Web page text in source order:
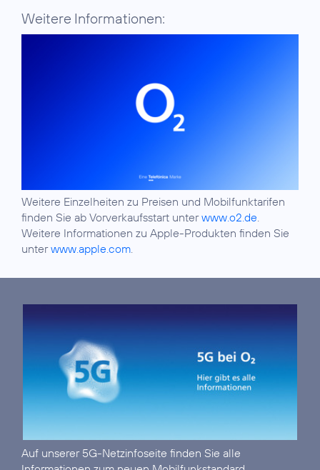
Weitere Informationen:
Weitere Einzelheiten zu Preisen und Mobilfunktarifen
finden Sie ab Vorverkaufsstart unterwww.o2.de.
Weitere Informationen zu Apple-Produkten finden Sie
unterwww.apple.com.
Auf unserer 5G-Netzinfoseite finden Sie alle